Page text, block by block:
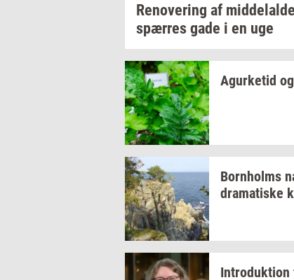
Renove­ring af
spær­res gade i en uge
Agur­ke­tid og
Born­holms
dra­ma­ti­ske
In­tro­duk­tion